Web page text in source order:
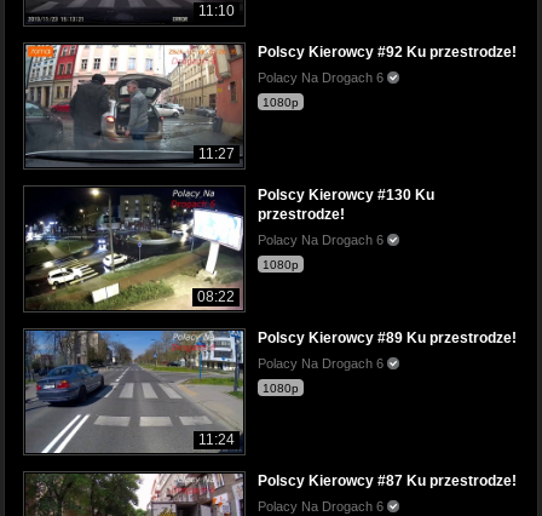
11:10
11:27
Polscy Kierowcy #92 Ku przestrodze!
Polacy Na Drogach 6
1080p
08:22
Polscy Kierowcy #130 Ku
przestrodze!
Polacy Na Drogach 6
1080p
11:24
Polscy Kierowcy #89 Ku przestrodze!
Polacy Na Drogach 6
1080p
Polscy Kierowcy #87 Ku przestrodze!
Polacy Na Drogach 6